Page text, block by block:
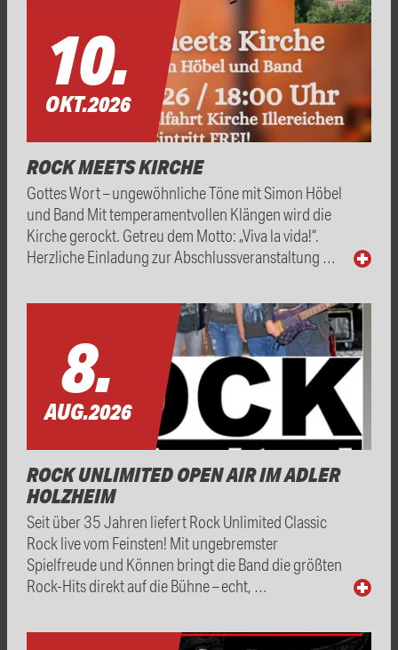
10.
OKT.2026
ROCK MEETS KIRCHE
Gottes Wort – ungewöhnliche Töne mit Simon Höbel
und Band Mit temperamentvollen Klängen wird die
Kirche gerockt. Getreu dem Motto: „Viva la vida!“.
Herzliche Einladung zur Abschlussveranstaltung …
8.
AUG.2026
ROCK UNLIMITED OPEN AIR IM ADLER
HOLZHEIM
Seit über 35 Jahren liefert Rock Unlimited Classic
Rock live vom Feinsten! Mit ungebremster
Spielfreude und Können bringt die Band die größten
Rock-Hits direkt auf die Bühne – echt, …